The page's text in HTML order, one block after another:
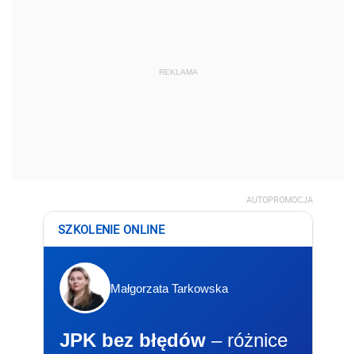
REKLAMA
AUTOPROMOCJA
SZKOLENIE ONLINE
Małgorzata Tarkowska
JPK bez błędów – różnice